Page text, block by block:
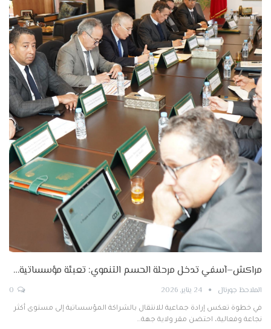
مراكش–آسفي تدخل مرحلة الحسم التنموي: تعبئة مؤسساتية…
الملاحظ جورنال 24 يناير, 2026
في خطوة تعكس إرادة جماعية للانتقال بالشراكة المؤسساتية إلى مستوى أكثر
نجاعة وفعالية، احتضن مقر ولاية جهة…